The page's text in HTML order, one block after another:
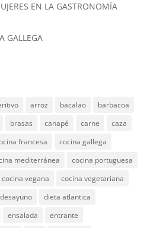
EN LA GASTRONOMÍA
GALLEGA
arroz bacalao
barbacoa
brasas canapé carne
caza
francesa
cocina gallega
mediterránea
cocina portuguesa
cocina vegana
cocina vegetariana
desayuno
dieta atlantica
ensalada
entrante